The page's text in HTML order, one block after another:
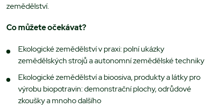
zemědělství.
Co můžete očekávat?
Ekologické zemědělství v praxi: polní ukázky
zemědělských strojů a autonomní zemědělské techniky
Ekologické zemědělství a bioosiva, produkty a látky pro
výrobu biopotravin: demonstrační plochy, odrůdové
zkoušky a mnoho dalšího